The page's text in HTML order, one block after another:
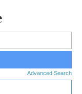
Advanced Search